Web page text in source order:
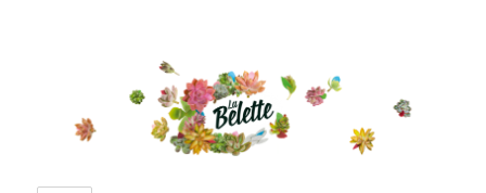
Le blog de la belette